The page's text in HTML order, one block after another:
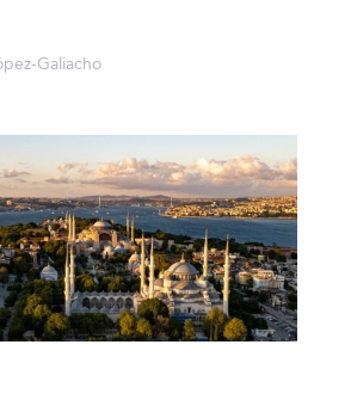
Galiacho